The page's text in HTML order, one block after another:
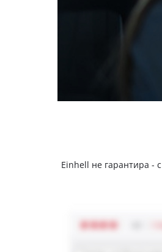
Einhell не гарантира -